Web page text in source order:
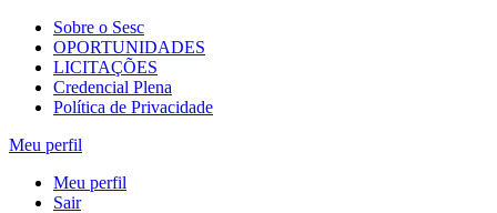
Sobre o Sesc
OPORTUNIDADES
LICITAÇÕES
Credencial Plena
Política de Privacidade
Meu perfil
Meu perfil
Sair